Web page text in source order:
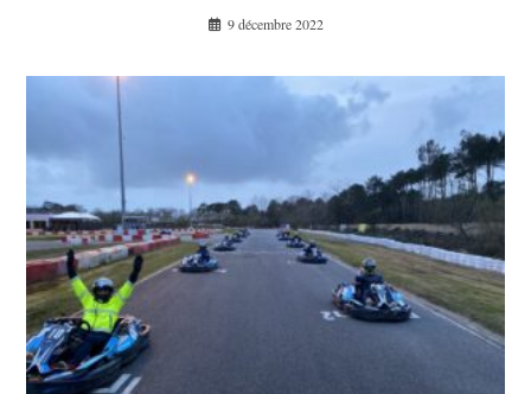
9 décembre 2022